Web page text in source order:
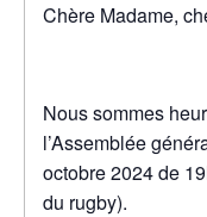
Chère Madame,
Nous sommes
l’Assemblée
octobre 2024 de
du rugby).